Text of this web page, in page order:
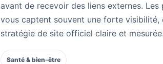
avant de recevoir des liens externes.
vous captent souvent une forte visibilité,
stratégie de site officiel claire et mesurée.
Santé & bien-être